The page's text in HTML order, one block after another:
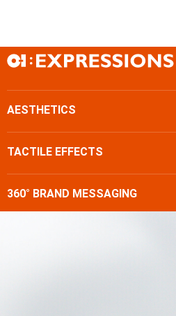
AESTHETICS
TACTILE EFFECTS
360° BRAND MESSAGING